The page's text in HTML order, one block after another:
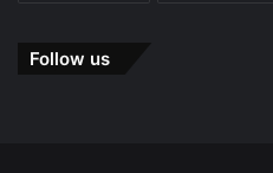
Follow us